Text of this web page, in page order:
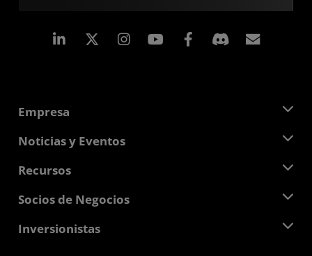
LinkedIn Instagram Facebook
Empresa
Acerca de AMD
Responsabilidad corporativa
Carreras profesionales
Contáctanos
Noticias y Eventos
Sala de prensa
Biblioteca multimedia
Recursos
Centro para desarrolladores
Casos de Estudio
Socios de Negocios
Centro para socios de AMD
Inversionistas